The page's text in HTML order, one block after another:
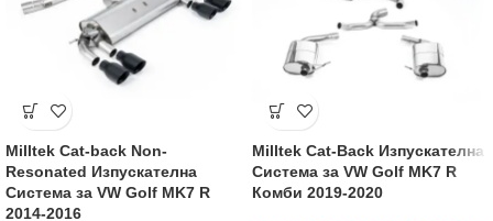
Milltek Cat-back Non-
Resonated Изпускателна
Система за VW Golf MK7 R
2014-2016
Milltek Cat-Back Изпускателна
Система за VW Golf MK7 R
Комби 2019-2020